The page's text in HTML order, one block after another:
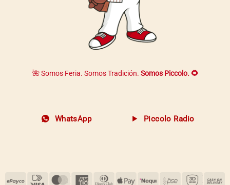
🌺 Somos Feria. Somos Tradición. Somos Piccolo. 🌻
WhatsApp Piccolo Radio